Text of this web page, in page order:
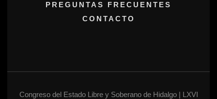
PREGUNTAS FRECUENTES
CONTACTO
Congreso del Estado Libre y Soberano de Hidalgo | LXVI